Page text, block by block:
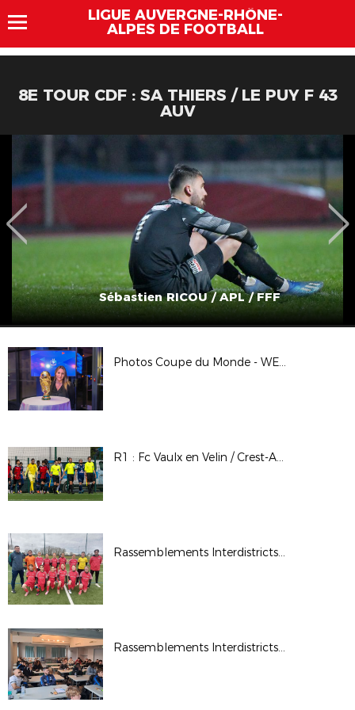
LIGUE AUVERGNE-RHÔNE-
ALPES DE FOOTBALL
8E TOUR CDF : SA THIERS / LE PUY F 43
AUV
Sébastien RICOU / APL / FFF
Photos Coupe du Monde - WE des Bénévoles à Clairefontaine - Mars 2026
R1 : Fc Vaulx en Velin / Crest-Aouste
Rassemblements Interdistricts U13F - Fév. 2026
Rassemblements Interdistricts arbitres - Déc. 2025